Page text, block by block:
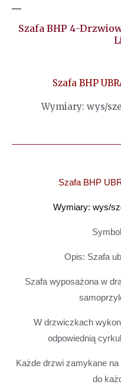
Szafa BHP 4-
Szafa BHP
Wymiary: wys/
Szafa BHP
Wymiary: wys/
Opis: Szafa
Szafa wyposażona w
W drzwiczkach
odpowiednią
Każde drzwi zamykane
do